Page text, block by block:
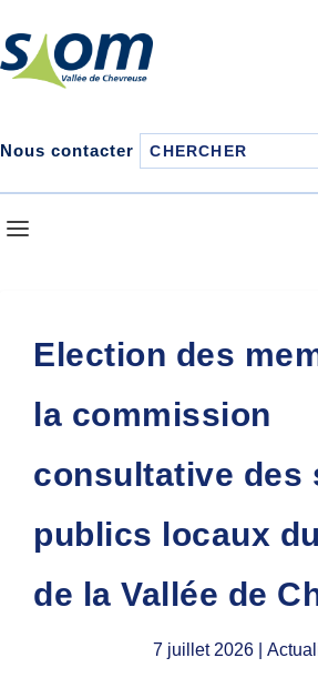
Nous contacter
Election des
la commission
consultative des
publics locaux
de la Vallée de
7 juillet 2026|